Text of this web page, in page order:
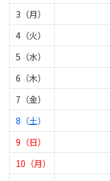
3（月）
4（火）
5（水）
6（木）
7（金）
8（土）
9（日）
10（月）